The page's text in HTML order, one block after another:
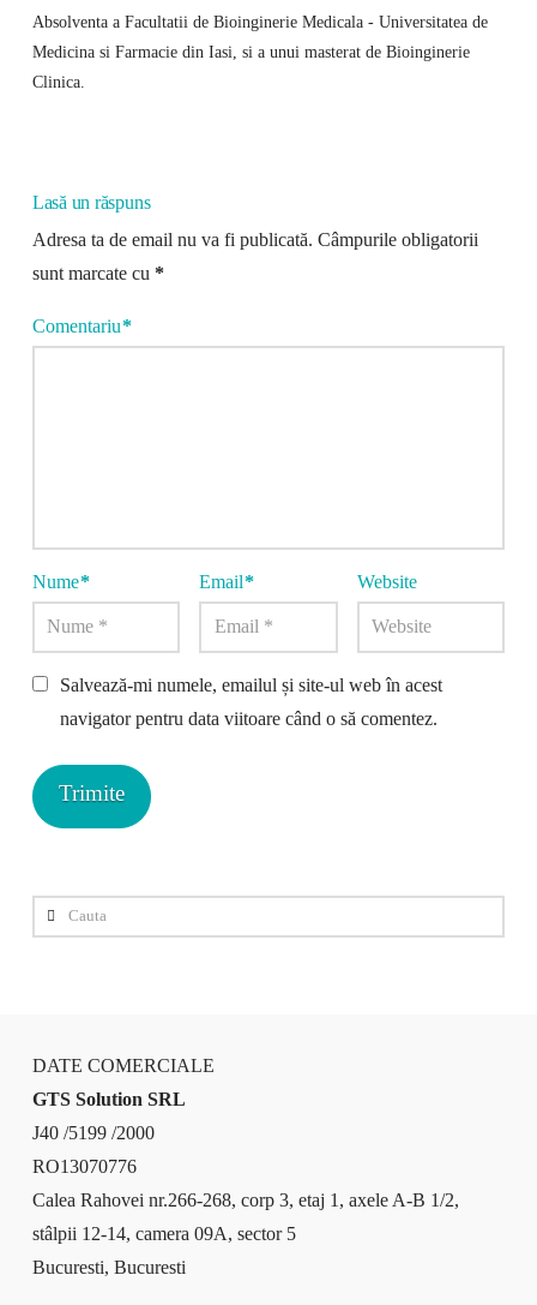
Absolventa a Facultatii de Bioinginerie Medicala - Universitatea de
Medicina si Farmacie din Iasi, si a unui masterat de Bioinginerie
Clinica.
Lasă un răspuns
Adresa ta de email nu va fi publicată. Câmpurile obligatorii
sunt marcate cu *
Comentariu*
Nume* Email* Website
Salvează-mi numele, emailul și site-ul web în acest
navigator pentru data viitoare când o să comentez.
Cauta
DATE COMERCIALE
GTS Solution SRL
J40 /5199 /2000
RO13070776
Calea Rahovei nr.266-268, corp 3, etaj 1, axele A-B 1/2,
stâlpii 12-14, camera 09A, sector 5
Bucuresti, Bucuresti